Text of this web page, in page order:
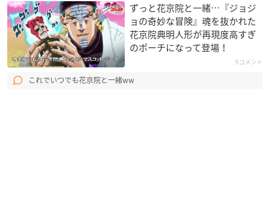
ずっと花京院と一緒…『ジョジ
ョの奇妙な冒険』魂を抜かれた
花京院典明人形が再現度高すぎ
のポーチになって登場！
9コメント
これでいつでも花京院と一緒ww